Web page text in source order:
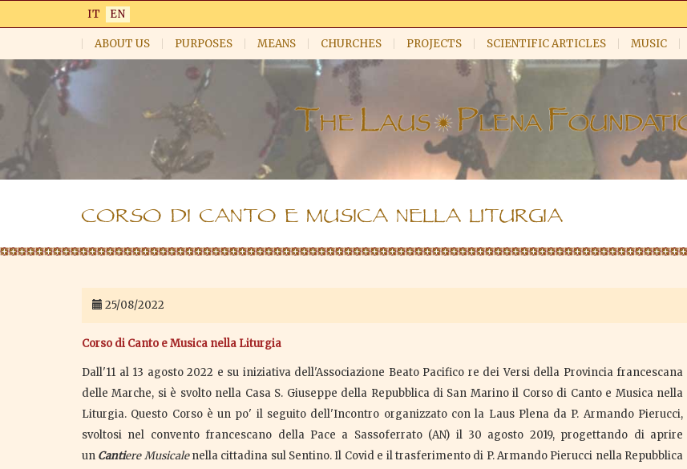
IT EN
ABOUT US PURPOSES MEANS CHURCHES PROJECTS SCIENTIFIC ARTICLES MUSIC
CORSO DI CANTO E MUSICA NELLA LITURGIA
25/08/2022
Corso di Canto e Musica nella Liturgia
Dall'11 al 13 agosto 2022 e su iniziativa dell'Associazione Beato Pacifico re dei Versi della Provincia francescana
delle Marche, si è svolto nella Casa S. Giuseppe della Repubblica di San Marino il Corso di Canto e Musica nella
Liturgia. Questo Corso è un po' il seguito dell'Incontro organizzato con la Laus Plena da P. Armando Pierucci,
svoltosi nel convento francescano della Pace a Sassoferrato (AN) il 30 agosto 2019, progettando di aprire
un Cantiere Musicalenella cittadina sul Sentino. Il Covid e il trasferimento di P. Armando Pierucci nella Repubblica